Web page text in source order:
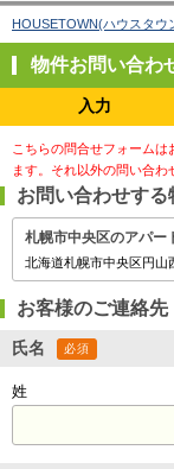
HOUSETOWN(ハウスタウ
物件お問い合わ
入力
こちらの問合せフォーム
ます。それ以外の問い合わ
お問い合わせする
札幌市中央区のアパー
北海道札幌市中央区円山
お客様のご連絡先
氏名 必須
姓